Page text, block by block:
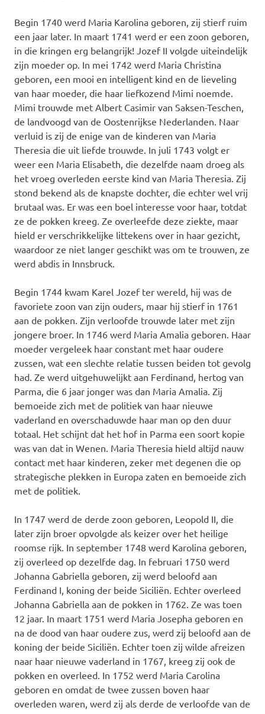
Begin 1740 werd Maria Karolina geboren, zij stierf ruim
een jaar later. In maart 1741 werd er een zoon geboren,
in die kringen erg belangrijk! Jozef II volgde uiteindelijk
zijn moeder op. In mei 1742 werd Maria Christina
geboren, een mooi en intelligent kind en de lieveling
van haar moeder, die haar liefkozend Mimi noemde.
Mimi trouwde met Albert Casimir van Saksen-Teschen,
de landvoogd van de Oostenrijkse Nederlanden. Naar
verluid is zij de enige van de kinderen van Maria
Theresia die uit liefde trouwde. In juli 1743 volgt er
weer een Maria Elisabeth, die dezelfde naam droeg als
het vroeg overleden eerste kind van Maria Theresia. Zij
stond bekend als de knapste dochter, die echter wel vrij
brutaal was. Er was een boel interesse voor haar, totdat
ze de pokken kreeg. Ze overleefde deze ziekte, maar
hield er verschrikkelijke littekens over in haar gezicht,
waardoor ze niet langer geschikt was om te trouwen, ze
werd abdis in Innsbruck.
Begin 1744 kwam Karel Jozef ter wereld, hij was de
favoriete zoon van zijn ouders, maar hij stierf in 1761
aan de pokken. Zijn verloofde trouwde later met zijn
jongere broer. In 1746 werd Maria Amalia geboren. Haar
moeder vergeleek haar constant met haar oudere
zussen, wat een slechte relatie tussen beiden tot gevolg
had. Ze werd uitgehuwelijkt aan Ferdinand, hertog van
Parma, die 6 jaar jonger was dan Maria Amalia. Zij
bemoeide zich met de politiek van haar nieuwe
vaderland en overschaduwde haar man op den duur
totaal. Het schijnt dat het hof in Parma een soort kopie
was van dat in Wenen. Maria Theresia hield altijd nauw
contact met haar kinderen, zeker met degenen die op
strategische plekken in Europa zaten en bemoeide zich
met de politiek.
In 1747 werd de derde zoon geboren, Leopold II, die
later zijn broer opvolgde als keizer over het heilige
roomse rijk. In september 1748 werd Karolina geboren,
zij overleed op dezelfde dag. In februari 1750 werd
Johanna Gabriella geboren, zij werd beloofd aan
Ferdinand I, koning der beide Siciliën. Echter overleed
Johanna Gabriella aan de pokken in 1762. Ze was toen
12 jaar. In maart 1751 werd Maria Josepha geboren en
na de dood van haar oudere zus, werd zij beloofd aan de
koning der beide Siciliën. Echter toen zij wilde afreizen
naar haar nieuwe vaderland in 1767, kreeg zij ook de
pokken en overleed. In 1752 werd Maria Carolina
geboren en omdat de twee zussen boven haar
overleden waren, werd zij als derde de verloofde van de